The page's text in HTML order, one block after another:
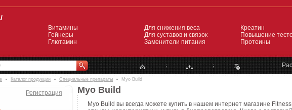
Витамины
Гейнеры
Глютамин
Для снижения веса
Для суставов и связок
Заменители питания
Креатин
Повышение
Протеины
Каталог продукции Специальные препараты Myo Build
Регистрация Myo Build
Myo Build вы всегда можете купить в нашем интернет магазине